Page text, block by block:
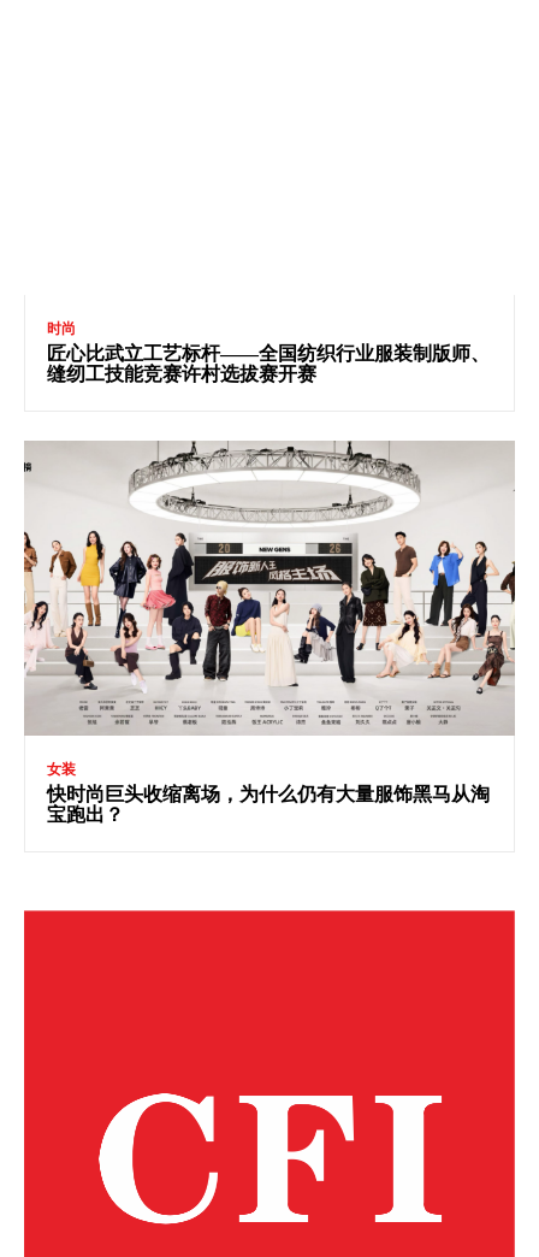
时尚
匠心比武立工艺标杆——全国纺织行业服装制版师、
缝纫工技能竞赛许村选拔赛开赛
女装
快时尚巨头收缩离场，为什么仍有大量服饰黑马从淘
宝跑出？